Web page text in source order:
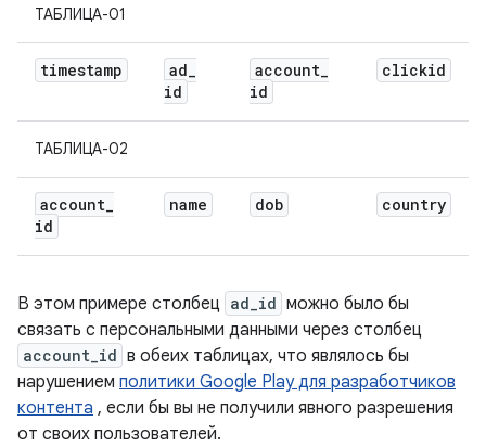
ТАБЛИЦА-01
timestamp ad_
id
account_
id
clickid
ТАБЛИЦА-02
account_
id
name dob country
В этом примере столбец ad_id можно было бы
связать с персональными данными через столбец
account_id в обеих таблицах, что являлось бы
нарушением политики Google Play для разработчиков
контента , если бы вы не получили явного разрешения
от своих пользователей.